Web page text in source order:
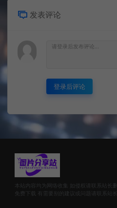
发表评论
登录后评论
本站内容均为网络收集 如侵权请联系站长
免费下载 有需要别的建议或问题请联系站